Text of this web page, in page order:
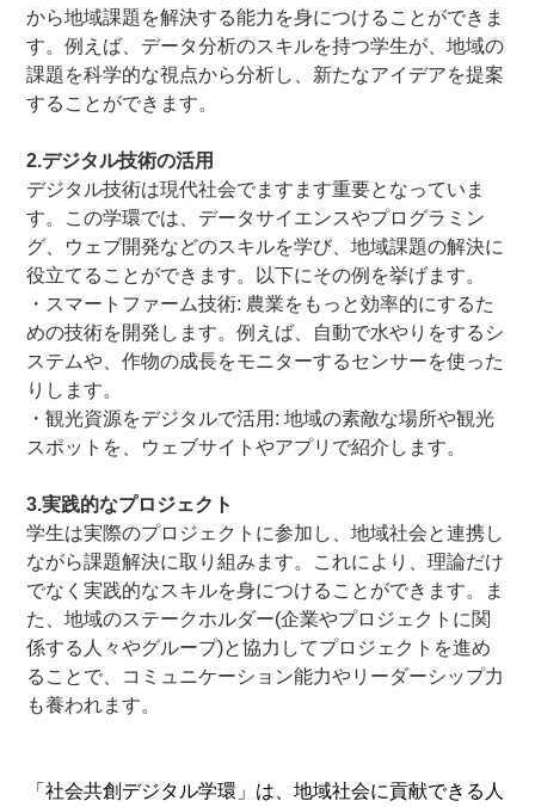
から地域課題を解決する能力を身につけることができま
す。例えば、データ分析のスキルを持つ学生が、地域の
課題を科学的な視点から分析し、新たなアイデアを提案
することができます。
2.デジタル技術の活用
デジタル技術は現代社会でますます重要となっていま
す。この学環では、データサイエンスやプログラミン
グ、ウェブ開発などのスキルを学び、地域課題の解決に
役立てることができます。以下にその例を挙げます。
・スマートファーム技術: 農業をもっと効率的にするた
めの技術を開発します。例えば、自動で水やりをするシ
ステムや、作物の成長をモニターするセンサーを使った
りします。
・観光資源をデジタルで活用 : 地域の素敵な場所や観光
スポットを、ウェブサイトやアプリで紹介します。
3.実践的なプロジェクト
学生は実際のプロジェクトに参加し、地域社会と連携し
ながら課題解決に取り組みます。これにより、理論だけ
でなく実践的なスキルを身につけることができます。ま
た、地域のステークホルダー(企業やプロジェクトに関
係する人々やグループ)と協力してプロジェクトを進め
ることで、コミュニケーション能力やリーダーシップ力
も養われます。
「社会共創デジタル学環」は、地域社会に貢献できる人